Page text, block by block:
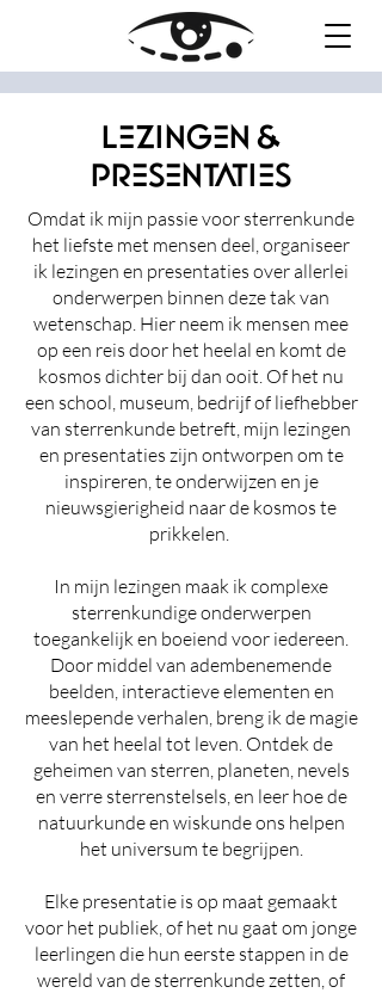
lezingen &
presentaties
Omdat ik mijn passie voor sterrenkunde
het liefste met mensen deel, organiseer
ik lezingen en presentaties over allerlei
onderwerpen binnen deze tak van
wetenschap. Hier neem ik mensen mee
op een reis door het heelal en komt de
kosmos dichter bij dan ooit. Of het nu
een school, museum, bedrijf of liefhebber
van sterrenkunde betreft, mijn lezingen
en presentaties zijn ontworpen om te
inspireren, te onderwijzen en je
nieuwsgierigheid naar de kosmos te
prikkelen.
In mijn lezingen maak ik complexe
sterrenkundige onderwerpen
toegankelijk en boeiend voor iedereen.
Door middel van adembenemende
beelden, interactieve elementen en
meeslepende verhalen, breng ik de magie
van het heelal tot leven. Ontdek de
geheimen van sterren, planeten, nevels
en verre sterrenstelsels, en leer hoe de
natuurkunde en wiskunde ons helpen
het universum te begrijpen.
Elke presentatie is op maat gemaakt
voor het publiek, of het nu gaat om jonge
leerlingen die hun eerste stappen in de
wereld van de sterrenkunde zetten, of